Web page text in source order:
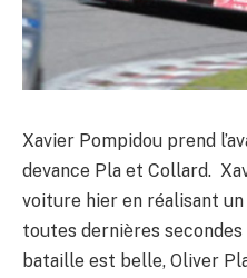
Xavier Pompidou prend
devance Pla et Collard.
voiture hier en réalisant
toutes dernières secondes
bataille est belle, Oliver